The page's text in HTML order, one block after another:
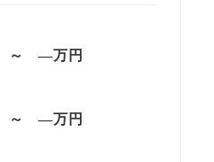
～—万円
～—万円